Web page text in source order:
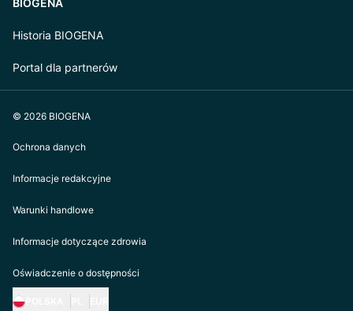
BIOGENA
Historia BIOGENA
Portal dla partnerów
© 2026 BIOGENA
Ochrona danych
Informacje redakcyjne
Warunki handlowe
Informacje dotyczące zdrowia
Oświadczenie o dostępności